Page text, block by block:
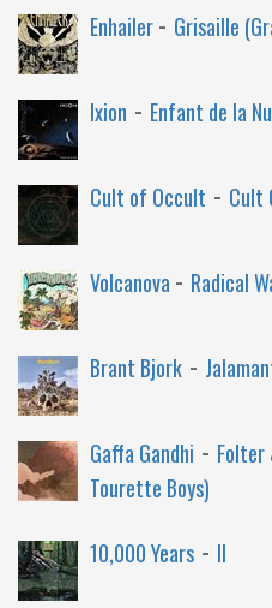
Enhailer- Grisaille
Ixion - Enfant de la
Cult of Occult - Cult
Volcanova - Radical
Brant Bjork -
Gaffa Gandhi -
Tourette Boys)
10,000 Years - II